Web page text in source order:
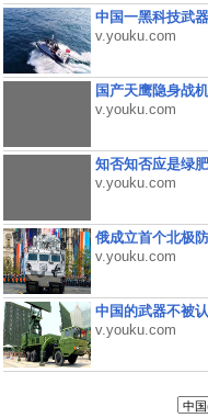
中国一黑科技武
v.youku.com
国产天鹰隐身战
v.youku.com
知否知否应是绿
v.youku.com
俄成立首个北极
v.youku.com
中国的武器不被
v.youku.com